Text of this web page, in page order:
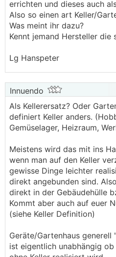
errichten und dieses auch
Also so einen art Keller/
Was meint ihr dazu?
Kennt jemand Hersteller die
Lg Hanspeter
Innuendo
Als Kellerersatz? Oder
definiert Keller anders.
Gemüselager, Heizraum,
Meistens wird das mit ins
wenn man auf den Keller
gewisse Dinge leichter
direkt angebunden sind.
direkt in der Gebäudehülle
Kommt aber auch auf euer
(siehe Keller Definition)
Geräte/Gartenhaus generell
ist eigentlich unabhängig